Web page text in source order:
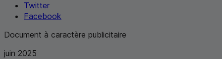
Twitter
Facebook
Document à caractère publicitaire
juin 2025